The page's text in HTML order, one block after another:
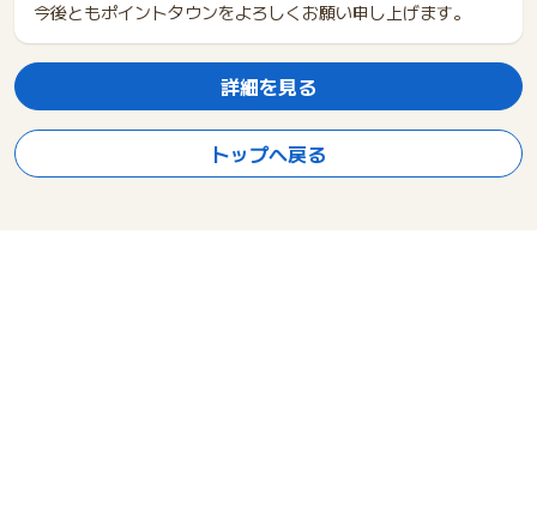
今後ともポイントタウンをよろしくお願い申し上げます。
詳細を見る
トップへ戻る